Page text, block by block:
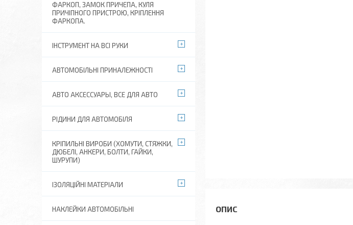
ФАРКОП, ЗАМОК ПРИЧЕПА, КУЛЯ
ПРИЧІПНОГО ПРИСТРОЮ, КРІПЛЕННЯ
ФАРКОПА.
ІНСТРУМЕНТ НА ВСІ РУКИ
АВТОМОБІЛЬНІ ПРИНАЛЕЖНОСТІ
АВТО АКСЕССУАРЫ, ВСЕ ДЛЯ АВТО
РІДИНИ ДЛЯ АВТОМОБІЛЯ
КРІПИЛЬНІ ВИРОБИ (ХОМУТИ, СТЯЖКИ,
ДЮБЕЛІ, АНКЕРИ, БОЛТИ, ГАЙКИ,
ШУРУПИ)
ІЗОЛЯЦІЙНІ МАТЕРІАЛИ
НАКЛЕЙКИ АВТОМОБІЛЬНІ